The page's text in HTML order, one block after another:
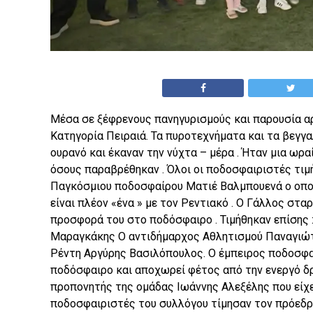
Μέσα σε ξέφρενους πανηγυρισμούς και παρουσία
Κατηγορία Πειραιά. Τα πυροτεχνήματα και τα
ουρανό και έκαναν την νύχτα – μέρα . Ήταν μια
όσους παραβρέθηκαν . Όλοι οι ποδοσφαιριστές
Παγκόσμιου ποδοσφαίρου Ματιέ Βαλμπουενά ο
είναι πλέον «ένα » με τον Ρεντιακό . Ο Γάλλος
προσφορά του στο ποδόσφαιρο . Τιμήθηκαν
Μαραγκάκης Ο αντιδήμαρχος Αθλητισμού
Ρέντη Αργύρης Βασιλόπουλος. Ο έμπειρος
ποδόσφαιρο και αποχωρεί φέτος από την ενεργό
προπονητής της ομάδας Ιωάννης Αλεξέλης που
ποδοσφαιριστές του συλλόγου τίμησαν τον